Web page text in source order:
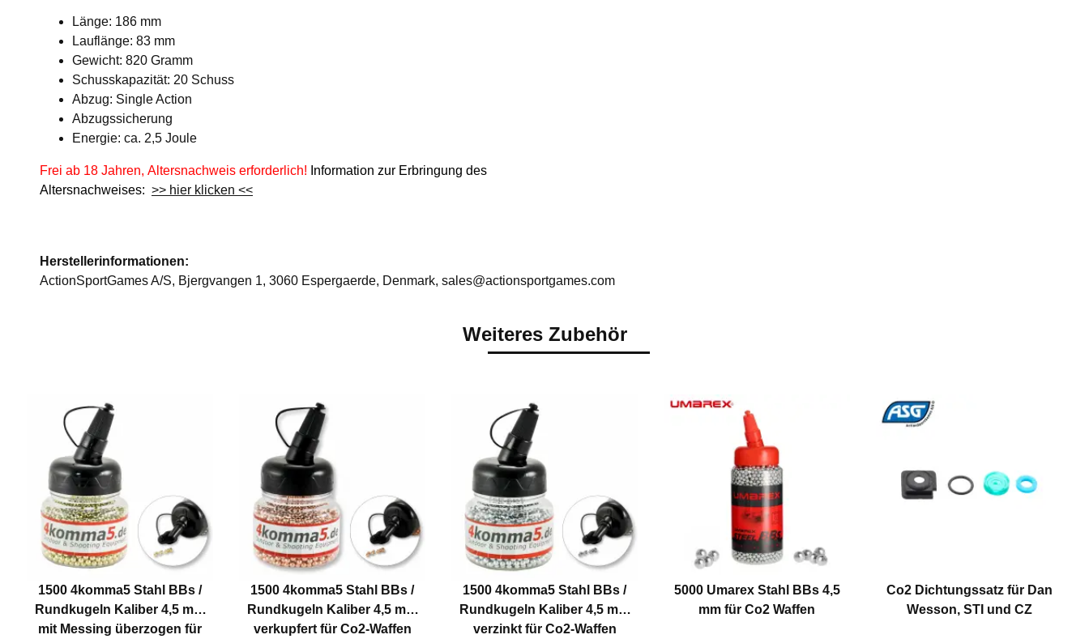
Länge: 186 mm
Lauflänge: 83 mm
Gewicht: 820 Gramm
Schusskapazität: 20 Schuss
Abzug: Single Action
Abzugssicherung
Energie: ca. 2,5 Joule
Frei ab 18 Jahren, Altersnachweis erforderlich! Information zur Erbringung des
Altersnachweises: >> hier klicken <<
Herstellerinformationen:
ActionSportGames A/S, Bjergvangen 1, 3060 Espergaerde, Denmark, sales@actionsportgames.com
Weiteres Zubehör
1500 4komma5 Stahl BBs /
Rundkugeln Kaliber 4,5 mm
mit Messing überzogen für
1500 4komma5 Stahl BBs /
Rundkugeln Kaliber 4,5 mm
verkupfert für Co2-Waffen
1500 4komma5 Stahl BBs /
Rundkugeln Kaliber 4,5 mm
verzinkt für Co2-Waffen
5000 Umarex Stahl BBs 4,5
mm für Co2 Waffen
Co2 Dichtungssatz für Dan
Wesson, STI und CZ